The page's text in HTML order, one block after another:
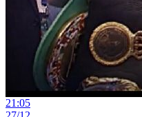
21:05